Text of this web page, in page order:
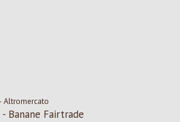
Altromercato
- Banane Fairtrade